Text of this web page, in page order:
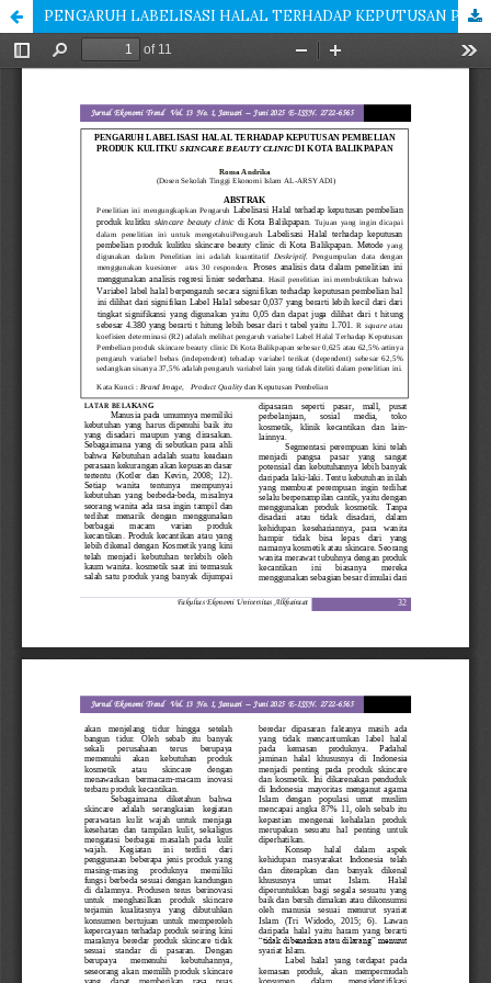
PENGARUH LABELISASI HALAL TERHADAP KEPUTUSAN PEMBELIAN PRODUK KULITKU SKINCARE BEAUTY CLINIC DI KOTA BALIKPAPAN